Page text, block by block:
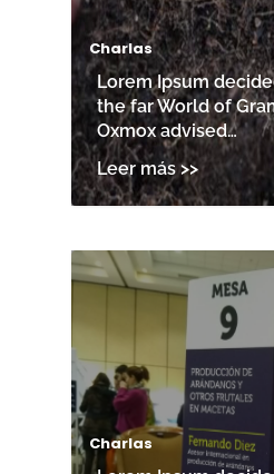
Charlas
Lorem Ipsum
the far World of
Oxmox advised…
Charlas